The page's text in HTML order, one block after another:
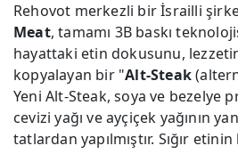
Rehovot merkezli bir İsrailli
Meat, tamamı 3B baskı
hayattaki etin dokusunu,
kopyalayan bir "Alt-Steak
Yeni Alt-Steak, soya ve bezelye
cevizi yağı ve ayçiçek yağının
tatlardan yapılmıştır. Sığır etinin